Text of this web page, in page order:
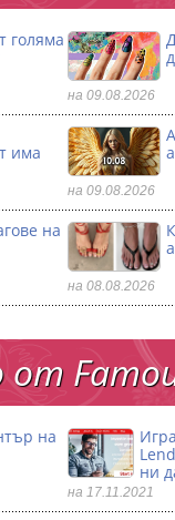
голяма
на 09.08.2026
има
на 09.08.2026
на
на 08.08.2026
на
ни
на 17.11.2021